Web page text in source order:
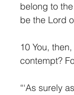
belong to
be the Lord
10 You,
contempt?
“‘As surely